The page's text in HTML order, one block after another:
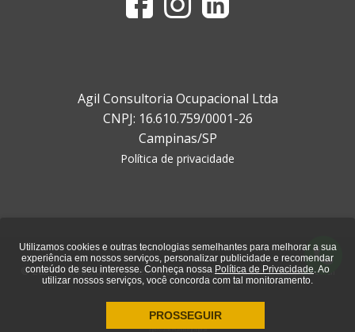
Agil Consultoria Ocupacional Ltda
CNPJ: 16.610.759/0001-26
Campinas/SP
Política de privacidade
© 2021 - Todos direitos reservados - Ágil Consultoria Ocupacional
agência de marketing digital
Utilizamos cookies e outras tecnologias semelhantes para melhorar a sua
experiência em nossos serviços, personalizar publicidade e recomendar
conteúdo de seu interesse. Conheça nossa Política de Privacidade. Ao
utilizar nossos serviços, você concorda com tal monitoramento.
PROSSEGUIR